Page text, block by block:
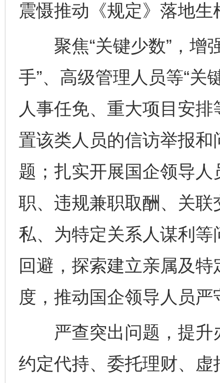
震慑推动《规定》落地
聚焦“关键少数”，增
手”、高级管理人员等“关
人事任免、重大项目安
置该类人员的信访举报
题；扎实开展国企领导
职、违规兼职取酬、关
私、为特定关系人谋利
回避，探索建立亲属及
度，推动国企领导人员
严查突出问题，提升
约定代持、委托理财、